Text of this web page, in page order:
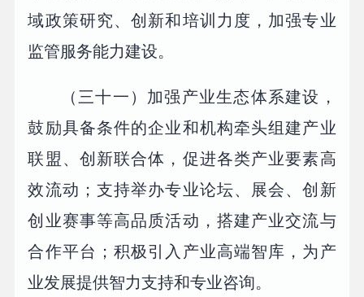
域政策研究、创新和培训力度，加强专业
监管服务能力建设。
（三十一）加强产业生态体系建设，
鼓励具备条件的企业和机构牵头组建产业
联盟、创新联合体，促进各类产业要素高
效流动；支持举办专业论坛、展会、创新
创业赛事等高品质活动，搭建产业交流与
合作平台；积极引入产业高端智库，为产
业发展提供智力支持和专业咨询。